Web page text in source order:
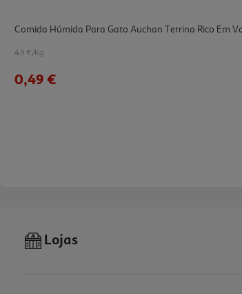
Comida Húmida Para Gato Auchan Terrina Rico Em
4.9 €/Kg
0,49 €
Lojas